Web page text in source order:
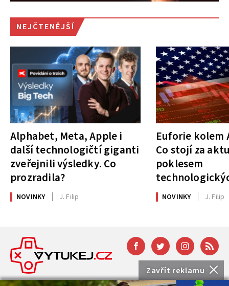
Zavřít reklamu
NEJČTENĚJŠÍ
Alphabet, Meta, Apple i
další technologičtí giganti
zveřejnili výsledky. Co
prozradila?
NOVINKY J. Filip
Euforie kolem
Co stojí za
poklesem
NOVINKY J. Filip